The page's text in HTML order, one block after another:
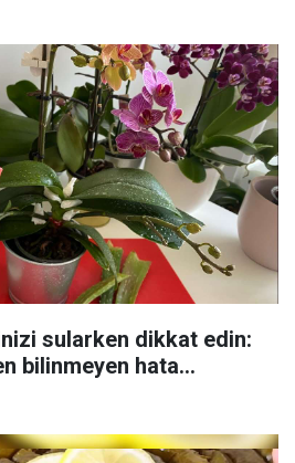
sularken dikkat edin:
bilinmeyen hata...